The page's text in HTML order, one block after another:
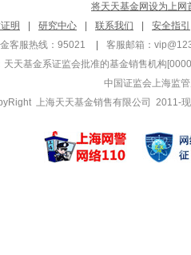
债债券
管理基金
中加科技视
中加科技视
管理基金
中加科鑫混
将天天基金网设为上网
明 研究中心 联系我们
安全指引
客服热线：95021
客服邮箱：
天天基金系证监会批准的基金销售机构
中国证监会上海监
上海天天基金销售有限公司 2011-